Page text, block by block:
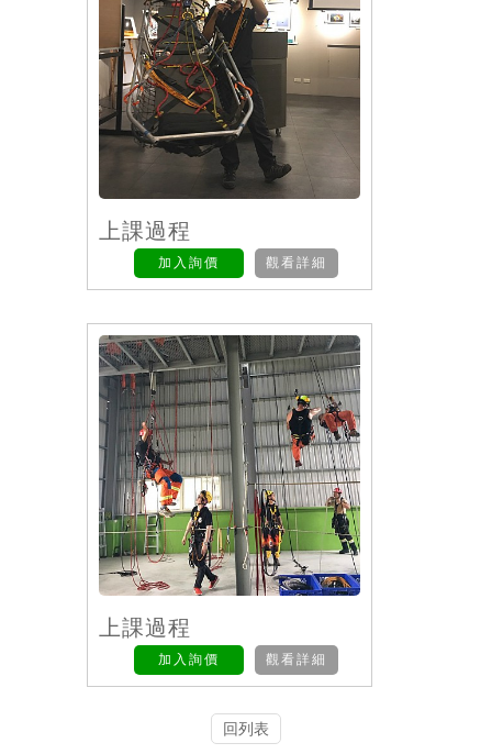
上課過程
觀看詳細
加入詢價
上課過程
觀看詳細
加入詢價
回列表